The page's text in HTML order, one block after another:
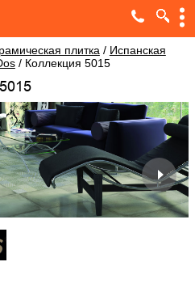
плитка / Испанская
/ Коллекция 5015